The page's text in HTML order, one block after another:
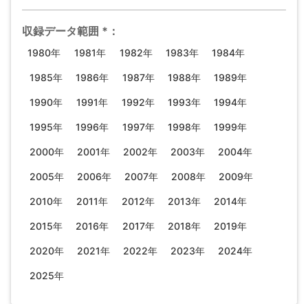
収録データ範囲 * ：
1980年 1981年 1982年 1983年 1984年
1985年 1986年 1987年 1988年 1989年
1990年 1991年 1992年 1993年 1994年
1995年 1996年 1997年 1998年 1999年
2000年 2001年 2002年 2003年 2004年
2005年 2006年 2007年 2008年 2009年
2010年 2011年 2012年 2013年 2014年
2015年 2016年 2017年 2018年 2019年
2020年 2021年 2022年 2023年 2024年
2025年